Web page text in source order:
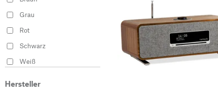
Grau
Rot
Schwarz
Weiß
Hersteller